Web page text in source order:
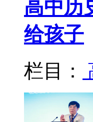
高中历
给孩子
栏目：